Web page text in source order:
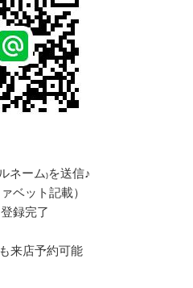
ネーム₎を送信♪
ベット記載）
録完了
来店予約可能